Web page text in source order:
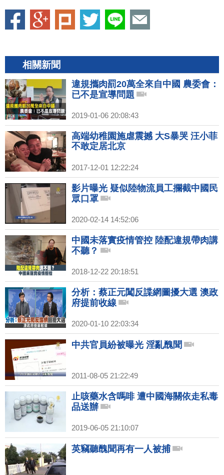
相關新聞
違規攜肉罰20萬全來自中國 農委會：
已不是宣導問題
2019-01-06 20:08:43
高端幼稚園施虐震撼 大S暴哭 汪小菲
不敢定居北京
2017-12-01 12:22:24
影片曝光 疑似陸物流員工攔截中國民
眾口罩
2020-02-14 14:52:06
中國未落實疫情管控 陸配違規帶肉講
不聽？
2018-12-22 20:18:51
分析：蔡正元闖反諜網圖擾大選 澳政
府提前收線
2020-01-10 22:03:34
中共官員紛被曝光 淫亂醜聞
2011-08-05 21:22:49
止咳藥水含嗎啡 遭中國海關依走私毒
品送辦
2019-06-05 21:10:07
英竊聽醜聞再有一人被捕